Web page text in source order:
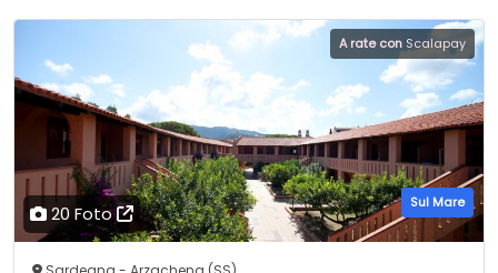
20 Foto
A rate con Scalapay
Sul Mare